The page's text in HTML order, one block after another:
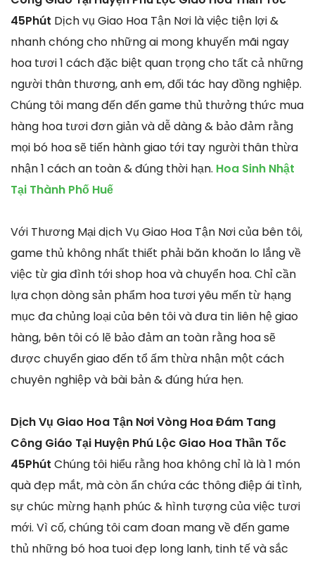
45Phút Dịch vụ Giao Hoa Tận Nơi là việc tiện lợi &
nhanh chóng cho những ai mong khuyến mãi ngay
hoa tươi 1 cách đặc biệt quan trọng cho tất cả những
người thân thương, anh em, đối tác hay đồng nghiệp.
Chúng tôi mang đến đến game thủ thưởng thức mua
hàng hoa tươi đơn giản và dễ dàng & bảo đảm rằng
mọi bó hoa sẽ tiến hành giao tới tay người thân thừa
nhận 1 cách an toàn & đúng thời hạn. Hoa Sinh Nhật
Tại Thành Phố Huế
Với Thương Mại dịch Vụ Giao Hoa Tận Nơi của bên tôi,
game thủ không nhất thiết phải băn khoăn lo lắng về
việc từ gia đình tới shop hoa và chuyển hoa. Chỉ cần
lựa chọn dòng sản phẩm hoa tươi yêu mến từ hạng
mục đa chủng loại của bên tôi và đưa tin liên hệ giao
hàng, bên tôi có lẽ bảo đảm an toàn rằng hoa sẽ
được chuyển giao đến tổ ấm thừa nhận một cách
chuyên nghiệp và bài bản & đúng hứa hẹn.
Dịch Vụ Giao Hoa Tận Nơi Vòng Hoa Đám Tang
Công Giáo Tại Huyện Phú Lộc Giao Hoa Thần Tốc
45Phút Chúng tôi hiểu rằng hoa không chỉ là là 1 món
quà đẹp mắt, mà còn ẩn chứa các thông điệp ái tình,
sự chúc mừng hạnh phúc & hình tượng của việc tươi
mới. Vì cố, chúng tôi cam đoan mang về đến game
thủ những bó hoa tuoi đẹp long lanh, tinh tế và sắc